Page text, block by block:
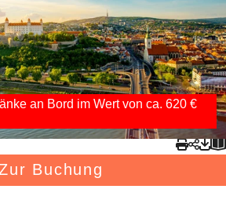
an Bord im Wert von ca. 620 €
Buchung